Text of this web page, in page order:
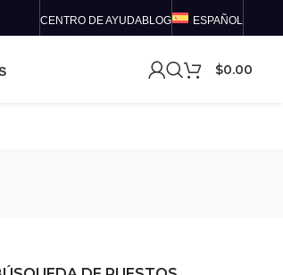
CENTRO DE AYUDABLOG ESPAÑOL
$0.00